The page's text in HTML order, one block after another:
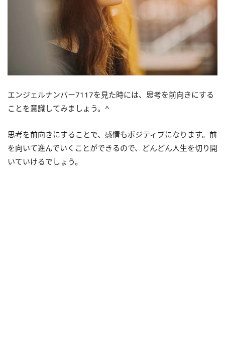
エンジェルナンバー7117を見た時には、思考を前向きにする
ことを意識してみましょう。^
思考を前向きにすることで、感情もポジティブになります。前
を向いて進んでいくことができるので、どんどん人生を切り開
いていけるでしょう。